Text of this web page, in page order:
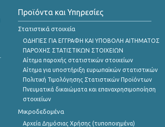
Προϊόντα και Υπηρεσίες
Στατιστικά στοιχεία
ΟΔΗΓΙΕΣ ΓΙΑ ΕΓΓΡΑΦΗ ΚΑΙ ΥΠΟΒΟΛΗ ΑΙΤΗΜΑΤΟΣ
ΠΑΡΟΧΗΣ ΣΤΑΤΙΣΤΙΚΩΝ ΣΤΟΙΧΕΙΩΝ
Αίτημα παροχής στατιστικών στοιχείων
Αίτημα για υποστήριξη ευρωπαϊκών στατιστικών
Πολιτική Τιμολόγησης Στατιστικών Προϊόντων
Πνευματικά δικαιώματα και επαναχρησιμοποίηση
στοιχείων
Μικροδεδομένα
Αρχεία Δημόσιας Χρήσης (τυποποιημένα)